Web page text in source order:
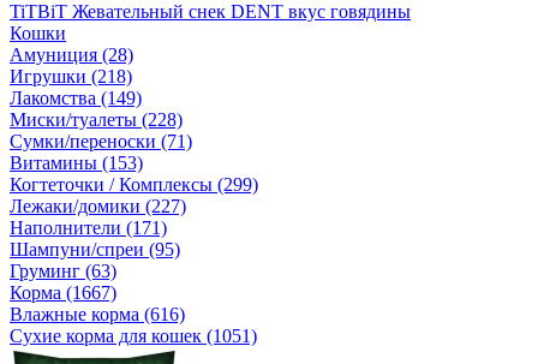
TiTBiT Жевательный снек DENT вкус говядины
Кошки
Амуниция (28)
Игрушки (218)
Лакомства (149)
Миски/туалеты (228)
Сумки/переноски (71)
Витамины (153)
Когтеточки / Комплексы (299)
Лежаки/домики (227)
Наполнители (171)
Шампуни/спреи (95)
Груминг (63)
Корма (1667)
Влажные корма (616)
Сухие корма для кошек (1051)